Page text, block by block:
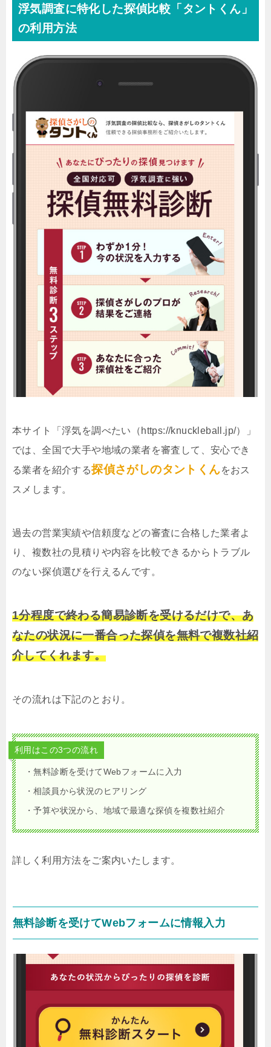
浮気調査に特化した探偵比較「タントくん」
の利用方法
本サイト「浮気を調べたい（https://knuckleball.jp/）」
では、全国で大手や地域の業者を審査して、安心でき
る業者を紹介する探偵さがしのタントくんをおス
スメします。
過去の営業実績や信頼度などの審査に合格した業者よ
り、複数社の見積りや内容を比較できるからトラブル
のない探偵選びを行えるんです。
1分程度で終わる簡易診断を受けるだけで、あ
なたの状況に一番合った探偵を無料で複数社紹
介してくれます。
その流れは下記のとおり。
利用はこの3つの流れ
・無料診断を受けてWebフォームに入力
・相談員から状況のヒアリング
・予算や状況から、地域で最適な探偵を複数社紹介
詳しく利用方法をご案内いたします。
無料診断を受けてWebフォームに情報入力